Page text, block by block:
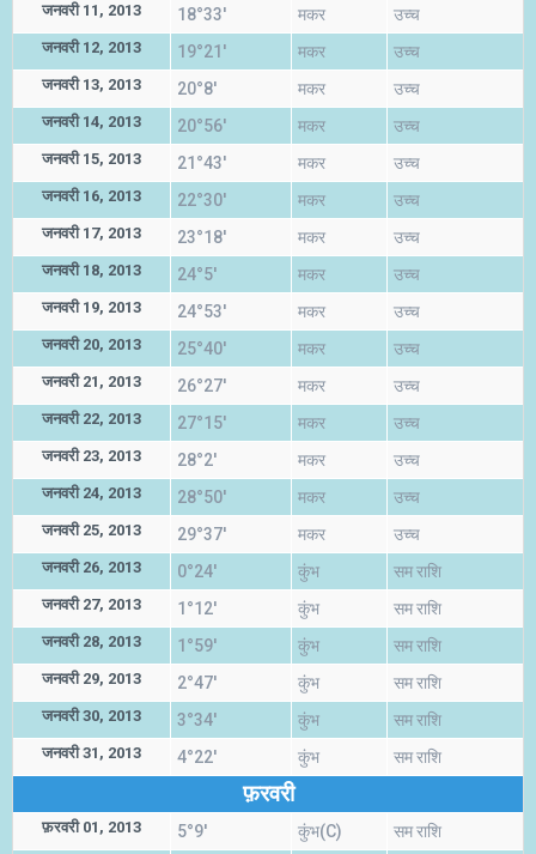
जनवरी 11, 2013 18°33' मकर उच्च
जनवरी 12, 2013 19°21' मकर उच्च
जनवरी 13, 2013 20°8' मकर उच्च
जनवरी 14, 2013 20°56' मकर उच्च
जनवरी 15, 2013 21°43' मकर उच्च
जनवरी 16, 2013 22°30' मकर उच्च
जनवरी 17, 2013 23°18' मकर उच्च
जनवरी 18, 2013 24°5' मकर उच्च
जनवरी 19, 2013 24°53' मकर उच्च
जनवरी 20, 2013 25°40' मकर उच्च
जनवरी 21, 2013 26°27' मकर उच्च
जनवरी 22, 2013 27°15' मकर उच्च
जनवरी 23, 2013 28°2' मकर उच्च
जनवरी 24, 2013 28°50' मकर उच्च
जनवरी 25, 2013 29°37' मकर उच्च
जनवरी 26, 2013 0°24' कुंभ सम राशि
जनवरी 27, 2013 1°12' कुंभ सम राशि
जनवरी 28, 2013 1°59' कुंभ सम राशि
जनवरी 29, 2013 2°47' कुंभ सम राशि
जनवरी 30, 2013 3°34' कुंभ सम राशि
जनवरी 31, 2013 4°22' कुंभ सम राशि
फ़रवरी
फ़रवरी 01, 2013 5°9' कुंभ(C) सम राशि